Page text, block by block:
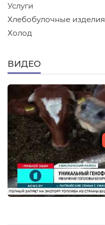
Услуги
Хлебобулочные изделия
Холод
ВИДЕО